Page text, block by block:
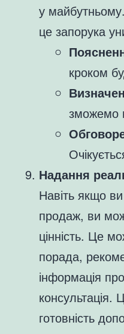
у майбутньому.
це запорука
кроком
зможемо
Надання
Навіть якщо
продаж, ви
цінність. Це
порада,
інформація
готовність